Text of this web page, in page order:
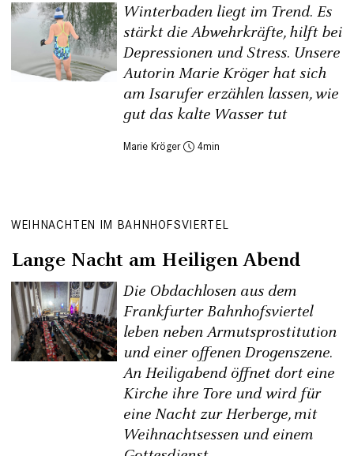
Winterbaden liegt im Trend. Es
stärkt die Abwehrkräfte, hilft bei
Depressionen und Stress. Unsere
Autorin Marie Kröger hat sich
am Isarufer erzählen lassen, wie
gut das kalte Wasser tut
Marie Kröger 4
WEIHNACHTEN IM BAHNHOFSVIERTEL
Lange Nacht am Heiligen Abend
Die Obdachlosen aus dem
Frankfurter Bahnhofsviertel
leben neben Armutsprostitution
und einer offenen Drogenszene.
An Heiligabend öffnet dort eine
Kirche ihre Tore und wird für
eine Nacht zur Herberge, mit
Weihnachtsessen und einem